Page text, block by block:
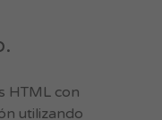
HTML con
utilizando